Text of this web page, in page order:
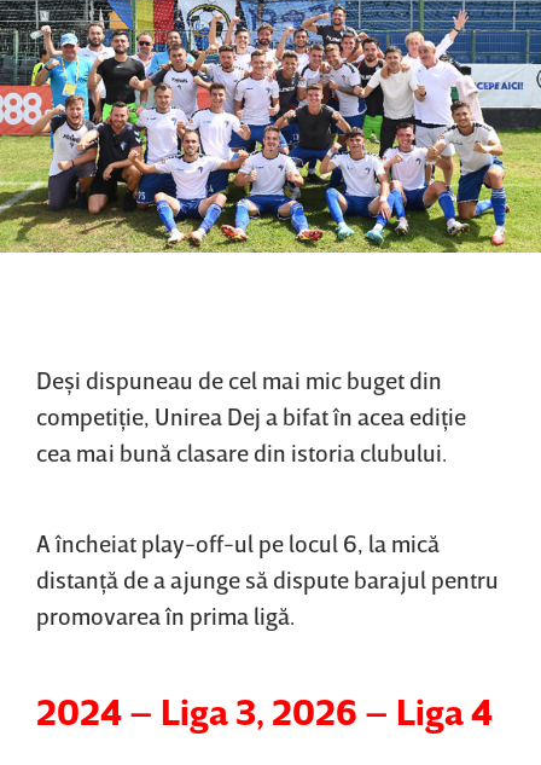
Deşi dispuneau de cel mai mic buget din
competiţie, Unirea Dej a bifat în acea ediţie
cea mai bună clasare din istoria clubului.
A încheiat play-off-ul pe locul 6, la mică
distanţă de a ajunge să dispute barajul pentru
promovarea în prima ligă.
2024 – Liga 3, 2026 – Liga 4